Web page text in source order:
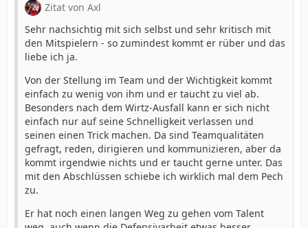
Zitat von Axl
Sehr nachsichtig mit sich selbst und sehr kritisch mit
den Mitspielern - so zumindest kommt er rüber und das
liebe ich ja.
Von der Stellung im Team und der Wichtigkeit kommt
einfach zu wenig von ihm und er taucht zu viel ab.
Besonders nach dem Wirtz-Ausfall kann er sich nicht
einfach nur auf seine Schnelligkeit verlassen und
seinen einen Trick machen. Da sind Teamqualitäten
gefragt, reden, dirigieren und kommunizieren, aber da
kommt irgendwie nichts und er taucht gerne unter. Das
mit den Abschlüssen schiebe ich wirklich mal dem Pech
zu.
Er hat noch einen langen Weg zu gehen vom Talent